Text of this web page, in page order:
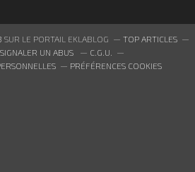
SUR LE PORTAIL EKLABLOG
TOP ARTICLES
SIGNALER UN ABUS
C.G.U.
PRÉFÉRENCES COOKIES